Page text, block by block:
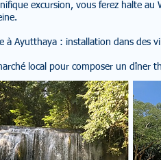
excursion, vous ferez halte
à Ayutthaya : installation dans des
local pour composer un dîner